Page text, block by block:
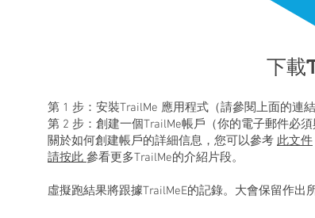
下載
第 1 步：安裝TrailMe 應用程式（請參閱上面的連結
第 2 步：創建一個TrailMe帳戶（你的電子郵件必
關於如何創建帳戶的詳細信息，您可以參考 此文件
請按此 參看更多TrailMe的介紹片段。
虛擬跑結果將跟據TrailMeE的記錄。大會保留作出